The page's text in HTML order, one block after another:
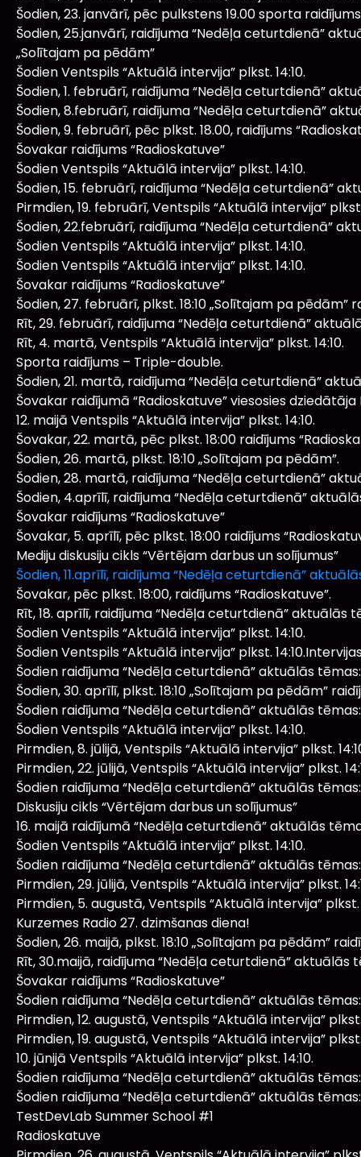
Šodien, 23. janvārī, pēc pulkstens 19.00 sporta
Šodien, 25.janvārī, raidījuma “Nedēļa ceturtdienā”
„Solītajam pa pēdām”
Šodien Ventspils “Aktuālā intervija” plkst. 14:10.
Šodien, 1. februārī, raidījuma “Nedēļa ceturtdienā”
Šodien, 8.februārī, raidījuma “Nedēļa ceturtdienā”
Šodien, 9. februārī, pēc plkst. 18.00, raidījums
Šovakar raidījums “Radioskatuve”
Šodien Ventspils “Aktuālā intervija” plkst. 14:10.
Šodien, 15. februārī, raidījuma “Nedēļa ceturtdienā”
Pirmdien, 19. februārī, Ventspils “Aktuālā intervija” plkst.
Šodien, 22.februārī, raidījuma “Nedēļa ceturtdienā”
Šodien Ventspils “Aktuālā intervija” plkst. 14:10.
Šodien Ventspils “Aktuālā intervija” plkst. 14:10.
Šovakar raidījums “Radioskatuve”
Šodien, 27. februārī, plkst. 18:10 „Solītajam pa pēdām”
Rīt, 29. februārī, raidījuma “Nedēļa ceturtdienā”
Rīt, 4. martā, Ventspils “Aktuālā intervija” plkst. 14:10.
Sporta raidījums – Triple-double.
Šodien, 21. martā, raidījuma “Nedēļa ceturtdienā”
Šovakar raidījumā “Radioskatuve” viesosies dziedātāja
12. maijā Ventspils “Aktuālā intervija” plkst. 14:10.
Šovakar, 22. martā, pēc plkst. 18:00 raidījums
Šodien, 26. martā, plkst. 18:10 „Solītajam pa pēdām”.
Šodien, 28. martā, raidījuma “Nedēļa ceturtdienā”
Šodien, 4.aprīlī, raidījuma “Nedēļa ceturtdienā”
Šovakar raidījums “Radioskatuve”
Šovakar, 5. aprīlī, pēc plkst. 18:00 raidījums
Mediju diskusiju cikls “Vērtējam darbus un solījumus”
Šodien, 11.aprīlī, raidījuma “Nedēļa ceturtdienā”
Šovakar, pēc plkst. 18:00, raidījums “Radioskatuve”.
Rīt, 18. aprīlī, raidījuma “Nedēļa ceturtdienā” aktuālās
Šodien Ventspils “Aktuālā intervija” plkst. 14:10.
Šodien Ventspils “Aktuālā intervija” plkst.
Šodien raidījuma “Nedēļa ceturtdienā” aktuālās tēmas:
Šodien, 30. aprīlī, plkst. 18:10 „Solītajam pa pēdām”
Šodien raidījuma “Nedēļa ceturtdienā” aktuālās tēmas:
Šodien Ventspils “Aktuālā intervija” plkst. 14:10.
Pirmdien, 8. jūlijā, Ventspils “Aktuālā intervija” plkst.
Pirmdien, 22. jūlijā, Ventspils “Aktuālā intervija” plkst.
Šodien raidījuma “Nedēļa ceturtdienā” aktuālās tēmas:
Diskusiju cikls “Vērtējam darbus un solījumus”
16. maijā raidījumā “Nedēļa ceturtdienā” aktuālās
Šodien Ventspils “Aktuālā intervija” plkst. 14:10.
Šodien raidījuma “Nedēļa ceturtdienā” aktuālās tēmas:
Pirmdien, 29. jūlijā, Ventspils “Aktuālā intervija” plkst.
Pirmdien, 5. augustā, Ventspils “Aktuālā intervija” plkst.
Kurzemes Radio 27. dzimšanas diena!
Šodien, 26. maijā, plkst. 18:10 „Solītajam pa pēdām”
Rīt, 30.maijā, raidījuma “Nedēļa ceturtdienā” aktuālās
Šovakar raidījums “Radioskatuve”
Šodien raidījuma “Nedēļa ceturtdienā” aktuālās tēmas:
Pirmdien, 12. augustā, Ventspils “Aktuālā intervija” plkst.
Pirmdien, 19. augustā, Ventspils “Aktuālā intervija” plkst.
10. jūnijā Ventspils “Aktuālā intervija” plkst. 14:10.
Šodien raidījuma “Nedēļa ceturtdienā” aktuālās tēmas:
Šodien raidījuma “Nedēļa ceturtdienā” aktuālās tēmas:
TestDevLab Summer School #1
Radioskatuve